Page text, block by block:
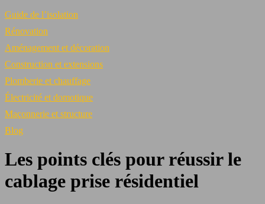
Guide de l’isolation
Rénovation
Aménagement et décoration
Construction et extensions
Plomberie et chauffage
Électricité et domotique
Maçonnerie et structure
Blog
Les points clés pour réussir le
cablage prise résidentiel